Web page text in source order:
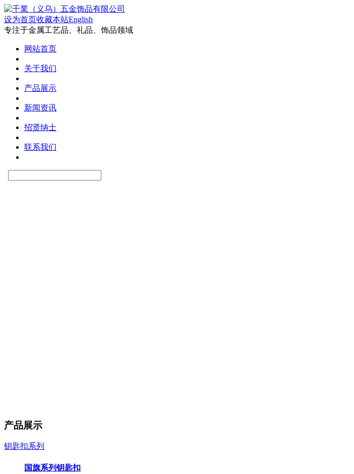
设为首页收藏本站English
专注于金属工艺品、礼品、饰品领域
网站首页
关于我们
产品展示
新闻资讯
招贤纳士
联系我们
产品展示
钥匙扣系列
国旗系列钥匙扣